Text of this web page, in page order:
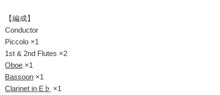
【編成】
Conductor
Piccolo ×1
1st & 2nd Flutes ×2
Oboe ×1
Bassoon ×1
Clarinet in E♭ ×1